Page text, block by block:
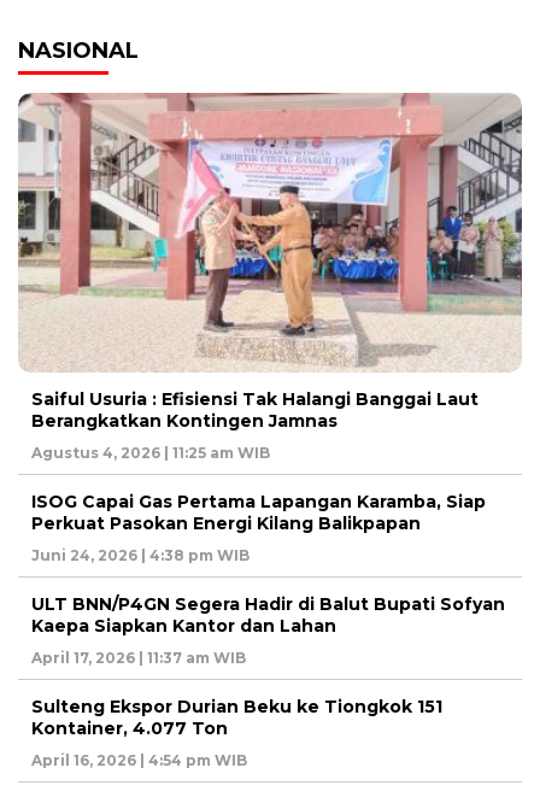
NASIONAL
Saiful Usuria : Efisiensi Tak Halangi Banggai Laut
Berangkatkan Kontingen Jamnas
Agustus 4, 2026 | 11:25 am WIB
ISOG Capai Gas Pertama Lapangan Karamba, Siap
Perkuat Pasokan Energi Kilang Balikpapan
Juni 24, 2026 | 4:38 pm WIB
ULT BNN/P4GN Segera Hadir di Balut Bupati Sofyan
Kaepa Siapkan Kantor dan Lahan
April 17, 2026 | 11:37 am WIB
Sulteng Ekspor Durian Beku ke Tiongkok 151
Kontainer, 4.077 Ton
April 16, 2026 | 4:54 pm WIB